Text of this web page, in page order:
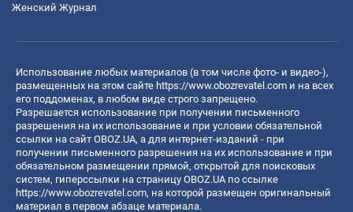
Женский Журнал
Использование любых материалов (в том числе фото- и видео-),
размещенных на этом сайте https://www.obozrevatel.com и на всех
его поддоменах, в любом виде строго запрещено.
Разрешается использование при получении письменного
разрешения на их использование и при условии обязательной
ссылки на сайт OBOZ.UA, а для интернет-изданий - при
получении письменного разрешения на их использование и при
обязательном размещении прямой, открытой для поисковых
систем, гиперссылки на страницу OBOZ.UA по ссылке
https://www.obozrevatel.com, на которой размещен оригинальный
материал в первом абзаце материала.